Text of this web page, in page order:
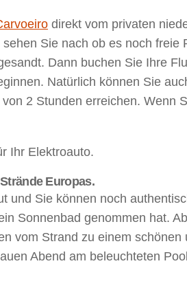
direkt vom privaten
Sie nach ob es noch
Dann buchen Sie Ihre
Natürlich können Sie
2 Stunden erreichen. Wenn
Ihr Elektroauto.
Europas.
und Sie können noch
Sonnenbad genommen hat.
vom Strand zu einem
Abend am beleuchteten